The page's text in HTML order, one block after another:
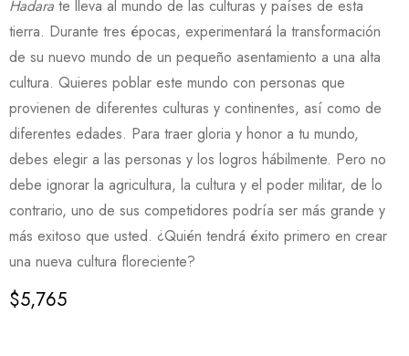
Hadara te lleva al mundo de las culturas y países de esta
tierra. Durante tres épocas, experimentará la transformación
de su nuevo mundo de un pequeño asentamiento a una alta
cultura. Quieres poblar este mundo con personas que
provienen de diferentes culturas y continentes, así como de
diferentes edades. Para traer gloria y honor a tu mundo,
debes elegir a las personas y los logros hábilmente. Pero no
debe ignorar la agricultura, la cultura y el poder militar, de lo
contrario, uno de sus competidores podría ser más grande y
más exitoso que usted. ¿Quién tendrá éxito primero en crear
una nueva cultura floreciente?
$5,765